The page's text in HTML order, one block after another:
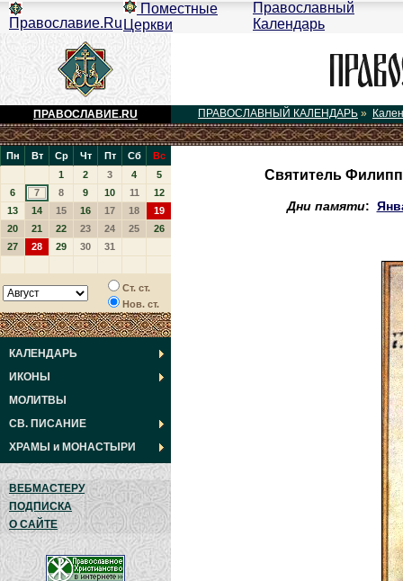
Православие.Ru
Поместные
Церкви
Православный
Календарь
ПРАВОСЛАВИЕ.RU ПРАВОСЛАВНЫЙ КАЛЕНДАРЬ »
Пн Вт Ср Чт Пт Сб
Вс
1
2 3 4
5
6
7 8 9 10 11
12
13
14 15 16 17 18
19
20
21 22 23 24 25
26
27
28 29 30 31
Ст. ст.
Нов. ст.
КАЛЕНДАРЬ
ИКОНЫ
МОЛИТВЫ
СВ. ПИСАНИЕ
ХРАМЫ и МОНАСТЫРИ
ВЕБМАСТЕРУ
ПОДПИСКА
О САЙТЕ
Святитель
Дни памяти: